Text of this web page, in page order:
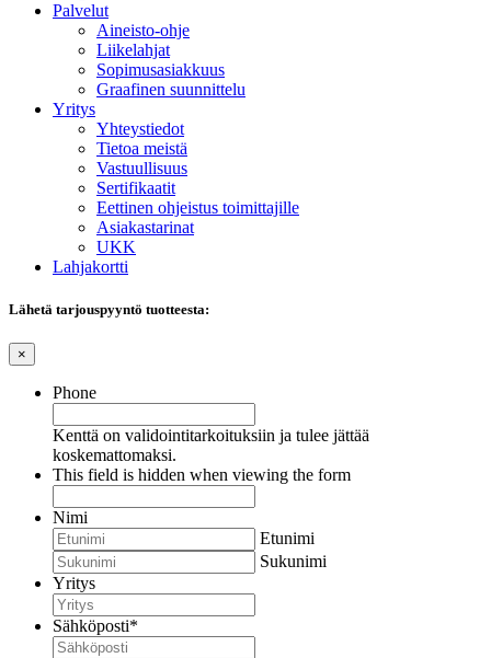
Palvelut
Aineisto-ohje
Liikelahjat
Sopimusasiakkuus
Graafinen suunnittelu
Yritys
Yhteystiedot
Tietoa meistä
Vastuullisuus
Sertifikaatit
Eettinen ohjeistus toimittajille
Asiakastarinat
UKK
Lahjakortti
Lähetä tarjouspyyntö tuotteesta:
×
Phone
Kenttä on validointitarkoituksiin ja tulee jättää
koskemattomaksi.
This field is hidden when viewing the form
Nimi
Etunimi
Sukunimi
Yritys
Sähköposti*